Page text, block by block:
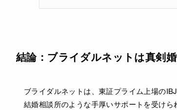
結論：ブライダルネットは真剣
ブライダルネットは、東証プライム上場の
結婚相談所のような手厚いサポートを受けら